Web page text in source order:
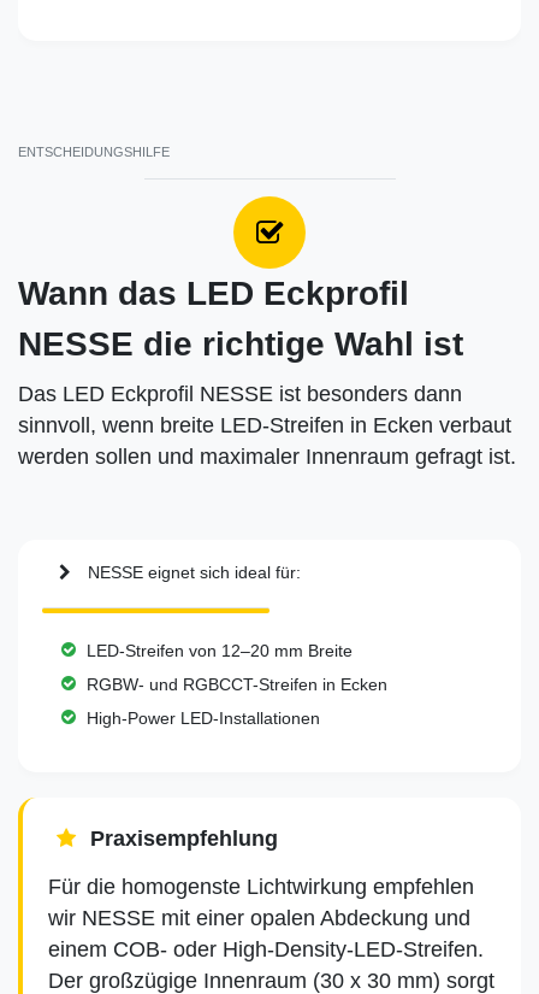
ENTSCHEIDUNGSHILFE
Wann das LED Eckprofil
NESSE die richtige Wahl ist
Das LED Eckprofil NESSE ist besonders dann
sinnvoll, wenn breite LED-Streifen in Ecken verbaut
werden sollen und maximaler Innenraum gefragt ist.
NESSE eignet sich ideal für:
LED-Streifen von 12–20 mm Breite
RGBW- und RGBCCT-Streifen in Ecken
High-Power LED-Installationen
Praxisempfehlung
Für die homogenste Lichtwirkung empfehlen
wir NESSE mit einer opalen Abdeckung und
einem COB- oder High-Density-LED-Streifen.
Der großzügige Innenraum (30 x 30 mm) sorgt